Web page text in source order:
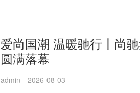
爱尚国潮 温暖驰行丨尚
圆满落幕
admin 2026-08-03